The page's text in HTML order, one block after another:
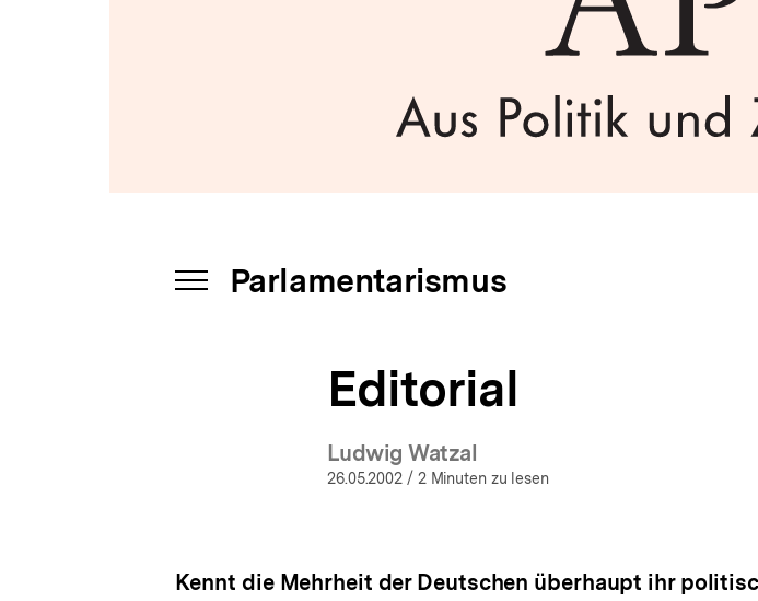
INHALTSNAVIGATION
Parlamentarismus
Editorial
Ludwig Watzal
26.05.2002 / 2 Minuten zu lesen
Kennt die Mehrheit der Deutschen überhaupt ihr